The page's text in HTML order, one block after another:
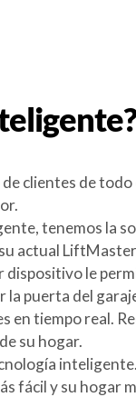
clientes de
tenemos la
actual LiftMaster
le
la puerta del
tiempo real.
su hogar.
fácil y su hogar